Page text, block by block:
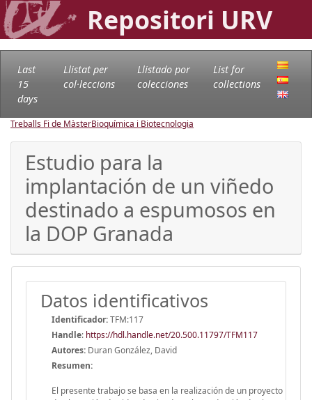
Repositori URV
Last
15
days
Llistat per
col·leccions
Llistado por
colecciones
List for
collections
Treballs Fi de MàsterBioquímica i Biotecnologia
Estudio para la
implantación de un viñedo
destinado a espumosos en
la DOP Granada
Datos identificativos
Identificador:TFM:117
Handle: https://hdl.handle.net/20.500.11797/TFM117
Autores: Duran González, David
Resumen:
El presente trabajo se basa en la realización de un proyecto